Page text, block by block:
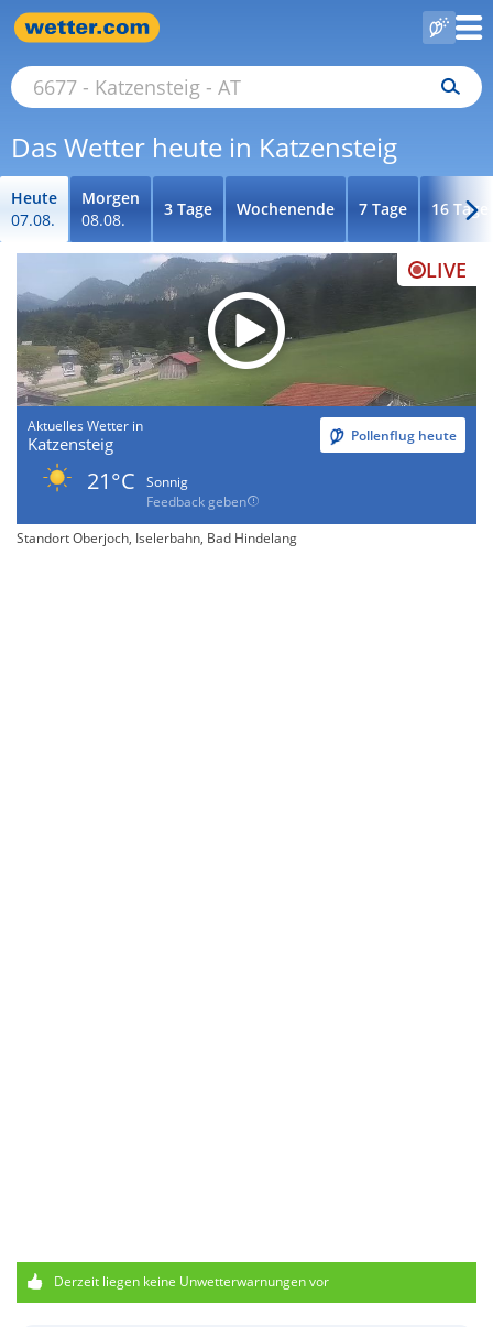
Das Wetter heute in Katzensteig
Heute
07.08.
Morgen
08.08.
3 Tage Wochenende 7 Tage 16 Tage
LIVE
Aktuelles Wetter in
Katzensteig Pollenflug heute
21°C
Sonnig
Feedback geben
Standort Oberjoch, Iselerbahn, Bad Hindelang
Derzeit liegen keine Unwetterwarnungen vor